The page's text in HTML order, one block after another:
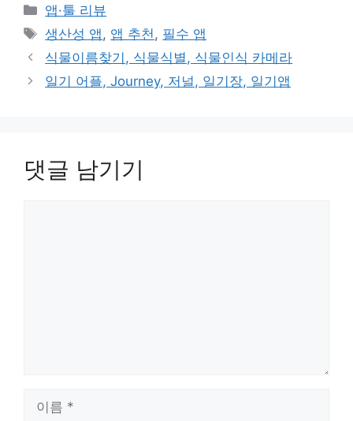
카
테
고
리
앱·툴 리뷰
태
그
생산성 앱 , 앱 추천 , 필수 앱
식물이름찾기, 식물식별, 식물인식 카메라
일기 어플, Journey, 저널, 일기장, 일기앱
댓글 남기기